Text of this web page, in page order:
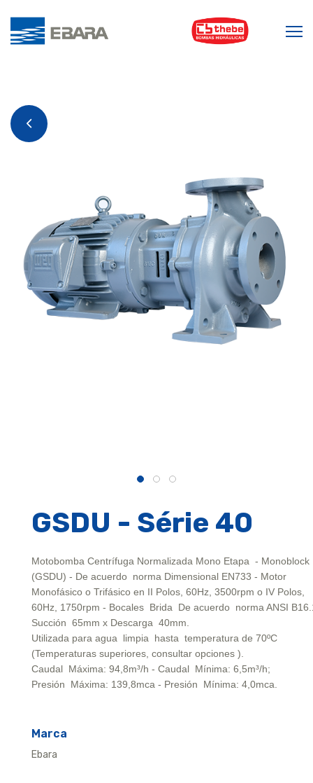
GSDU - Série 40
Motobomba Centrífuga Normalizada Mono Etapa - Monoblock
(GSDU) - De acuerdo norma Dimensional EN733 - Motor
Monofásico o Trifásico en II Polos, 60Hz, 3500rpm o IV Polos,
60Hz, 1750rpm - Bocales Brida De acuerdo norma ANSI
Succión 65mm x Descarga 40mm.
Utilizada para agua limpia hasta temperatura de 70ºC
(Temperaturas superiores, consultar opciones ).
Caudal Máxima: 94,8m³/h - Caudal Mínima: 6,5m³/h;
Presión Máxima: 139,8mca - Presión Mínima: 4,0mca.
Marca
Ebara